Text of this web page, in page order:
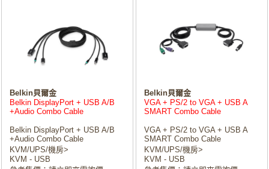
Belkin貝爾金
Belkin DisplayPort + USB A/B
+Audio Combo Cable
Belkin DisplayPort + USB A/B
+Audio Combo Cable
KVM/UPS/機房>
KVM - USB
Belkin貝爾金
VGA + PS/2 to VGA + USB A
SMART Combo Cable
VGA + PS/2 to VGA + USB A
SMART Combo Cable
KVM/UPS/機房>
KVM - USB